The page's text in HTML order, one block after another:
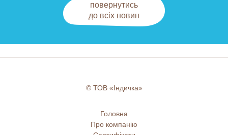
повернутись
до всіх новин
© ТОВ «Індичка»
Головна
Про компанію